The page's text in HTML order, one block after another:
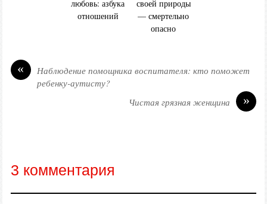
любовь: азбука
отношений
своей природы
— смертельно
опасно
«
Наблюдение помощника воспитателя: кто поможет
ребенку-аутисту?
»
Чистая грязная женщина
3 комментария